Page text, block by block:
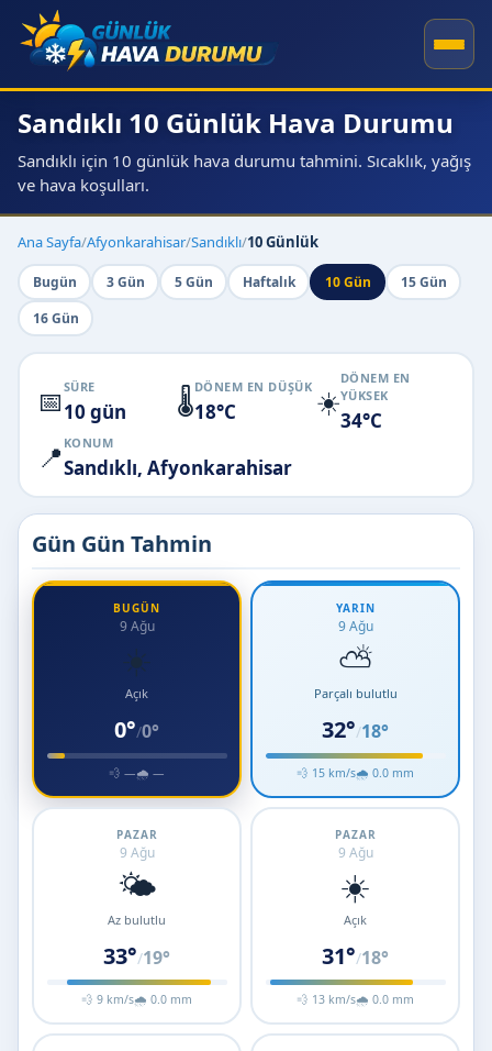
Sandıklı 10 Günlük Hava Durumu
Sandıklı için 10 günlük hava durumu tahmini. Sıcaklık, yağış
ve hava koşulları.
Ana Sayfa/Afyonkarahisar/Sandıklı/10 Günlük
Bugün 3 Gün 5 Gün Haftalık 10 Gün
15 Gün
16 Gün
📅 SÜRE
10 gün 🌡️DÖNEM EN DÜŞÜK
18°C ☀️
DÖNEM EN
YÜKSEK
34°C
📍 KONUM
Sandıklı, Afyonkarahisar
Gün Gün Tahmin
BUGÜN
9 Ağu
☀️
Açık
0°/0°
💨 —🌧 —
YARIN
9 Ağu
⛅
Parçalı bulutlu
32°/18°
💨 15 km/s🌧 0.0 mm
PAZAR
9 Ağu
🌤️
Az bulutlu
33°/19°
💨 9 km/s🌧 0.0 mm
PAZAR
9 Ağu
☀️
Açık
31°/18°
💨 13 km/s🌧 0.0 mm